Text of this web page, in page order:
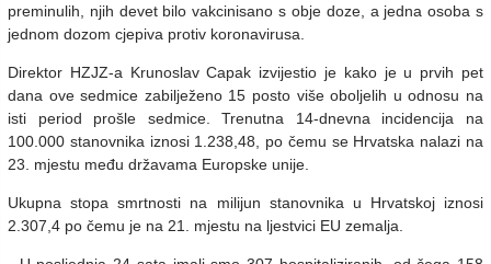
preminulih, njih devet bilo vakcinisano s obje doze, a jedna osoba s
jednom dozom cjepiva protiv koronavirusa.
Direktor HZJZ-a Krunoslav Capak izvijestio je kako je u prvih pet
dana ove sedmice zabilježeno 15 posto više oboljelih u odnosu na
isti period prošle sedmice. Trenutna 14-dnevna incidencija na
100.000 stanovnika iznosi 1.238,48, po čemu se Hrvatska nalazi na
23. mjestu među državama Europske unije.
Ukupna stopa smrtnosti na milijun stanovnika u Hrvatskoj iznosi
2.307,4 po čemu je na 21. mjestu na ljestvici EU zemalja.